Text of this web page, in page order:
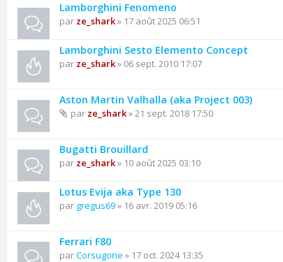
Lamborghini Fenomeno
par ze_shark» 17 août 2025 06:51
Lamborghini Sesto Elemento Concept
par ze_shark» 06 sept. 2010 17:07
Aston Martin Valhalla (aka Project 003)
par ze_shark» 21 sept. 2018 17:50
Bugatti Brouillard
par ze_shark» 10 août 2025 03:10
Lotus Evija aka Type 130
par gregus69» 16 avr. 2019 05:16
Ferrari F80
parCorsugone » 17 oct. 2024 13:35